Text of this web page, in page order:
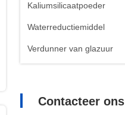
Kaliumsilicaatpoeder
Waterreductiemiddel
Verdunner van glazuur
Contacteer ons